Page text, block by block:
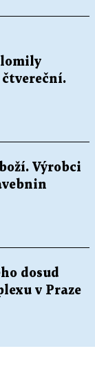
Výrobci
dosud
v Praze